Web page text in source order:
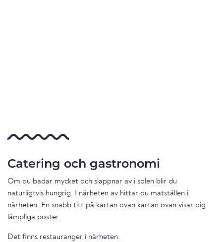
Catering och gastronomi
Om du badar mycket och slappnar av i solen blir du
naturligtvis hungrig. I närheten av hittar du matställen i
närheten. En snabb titt på kartan ovan kartan ovan visar dig
lämpliga poster.
Det finns restauranger i närheten.